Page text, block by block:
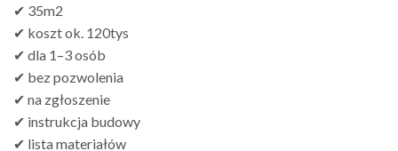
✔ 35m2
✔ koszt ok. 120tys
✔ dla 1–3 osób
✔ bez pozwolenia
✔ na zgłoszenie
✔ instrukcja budowy
✔ lista materiałów